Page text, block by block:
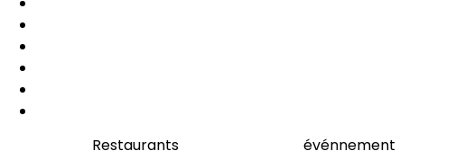
Restaurants
événnement